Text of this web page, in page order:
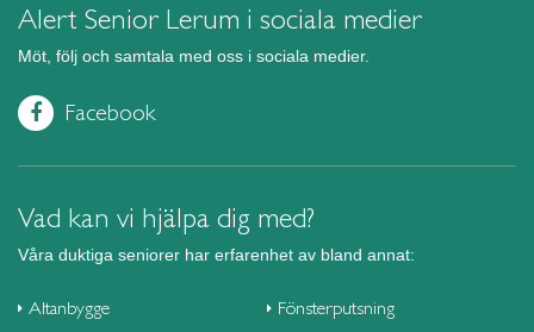
Alert Senior Lerum i sociala medier
Möt, följ och samtala med oss i sociala medier.
Facebook
Vad kan vi hjälpa dig med?
Våra duktiga seniorer har erfarenhet av bland annat:
Altanbygge
Fönsterputsning